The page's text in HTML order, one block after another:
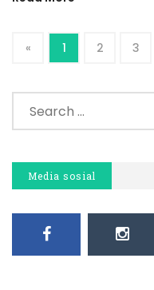
« 1 2 3
Media sosial